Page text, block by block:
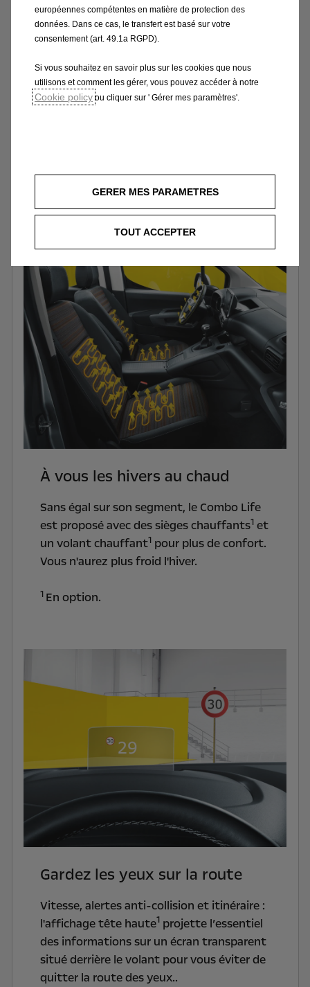
Garez-vous comme un pro
Le système d’aide au stationnement
automatique
En option.
À vous les hivers au chaud
Sans égal sur son segment, le Combo Life
est proposé avec des sièges chauffants1et
un volant chauffant1pour plus de confort.
Vous n'aurez plus froid l'hiver.
1 En option.
Gardez les yeux sur la route
Vitesse, alertes anti-collision et itinéraire :
l'affichage tête haute1projette l’essentiel
des informations sur un écran transparent
situé derrière le volant pour vous éviter de
quitter la route des yeux..
européennes compétentes en matière de protection des
données. Dans ce cas, le transfert est basé sur votre
consentement (art. 49.1a RGPD).
Si vous souhaitez en savoir plus sur les cookies que nous
utilisons et comment les gérer, vous pouvez accéder à notre
Cookie policy ou cliquer sur ' Gérer mes paramètres'.
GERER MES PARAMETRES
TOUT ACCEPTER